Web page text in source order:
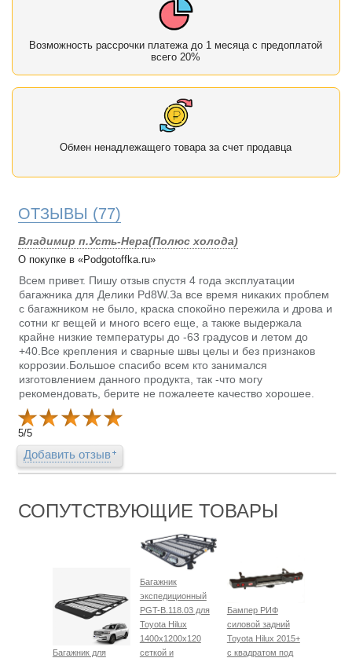
Возможность рассрочки платежа до 1 месяца с предоплатой
всего 20%
Обмен ненадлежащего товара за счет продавца
ОТЗЫВЫ (77)
Владимир п.Усть-Нера(Полюс холода)
О покупке в «Podgotoffka.ru»
Всем привет. Пишу отзыв спустя 4 года эксплуатации
багажника для Делики Pd8W.За все время никаких проблем
с багажником не было, краска спокойно пережила и дрова и
сотни кг вещей и много всего еще, а также выдержала
крайне низкие температуры до -63 градусов и летом до
+40.Все крепления и сварные швы целы и без признаков
коррозии.Большое спасибо всем кто занимался
изготовлением данного продукта, так -что могу
рекомендовать, берите не пожалеете качество хорошее.
5/5
Добавить отзыв
СОПУТСТВУЮЩИЕ ТОВАРЫ
Багажник для
Багажник
экспедиционный
PGT-B.118.03 для
Toyota Hilux
1400х1200х120
сеткой и
Бампер РИФ
силовой задний
Toyota Hilux 2015+
с квадратом под